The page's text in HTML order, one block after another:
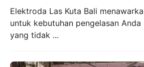
Elektroda Las Kuta Bali
untuk kebutuhan pengelasan
yang tidak ...